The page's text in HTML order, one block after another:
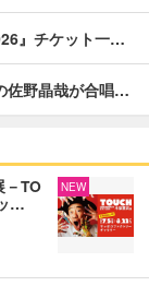
』チケット一…
佐野晶哉が合唱…
－TO
…
NEW